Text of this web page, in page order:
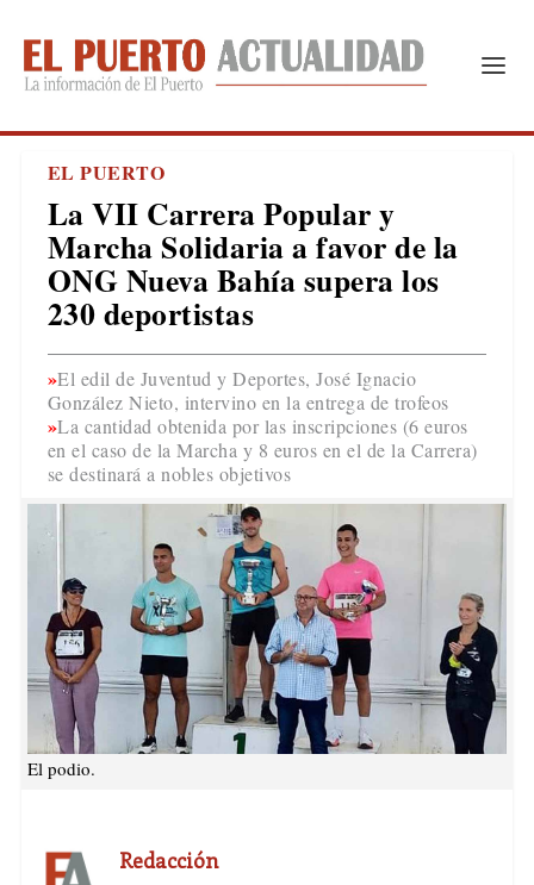
EL PUERTO
La VII Carrera Popular y
Marcha Solidaria a favor de la
ONG Nueva Bahía supera los
230 deportistas
El edil de Juventud y Deportes, José Ignacio
González Nieto, intervino en la entrega de trofeos
La cantidad obtenida por las inscripciones (6 euros
en el caso de la Marcha y 8 euros en el de la Carrera)
se destinará a nobles objetivos
El podio.
Redacción